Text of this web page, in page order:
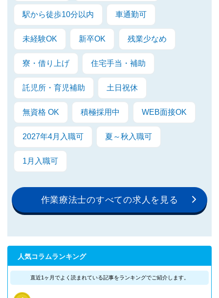
駅から徒歩10分以内 車通勤可
未経験OK 新卒OK 残業少なめ
寮・借り上げ 住宅手当・補助
託児所・育児補助 土日祝休
無資格 OK 積極採用中 WEB面接OK
2027年4月入職可 夏～秋入職可
1月入職可
作業療法士のすべての求人を見る
人気コラムランキング
直近1ヶ月でよく読まれている記事をランキングでご紹介します。